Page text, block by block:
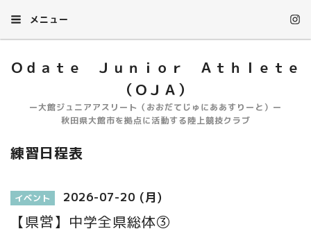
メニュー
Ｏｄａｔｅ Ｊｕｎｉｏｒ Ａｔｈｌｅｔｅ
（ＯＪＡ）
ー大館ジュニアアスリート（おおだてじゅにああすりーと）ー
秋田県大館市を拠点に活動する陸上競技クラブ
練習日程表
イベント 2026-07-20 (月)
【県営】中学全県総体③